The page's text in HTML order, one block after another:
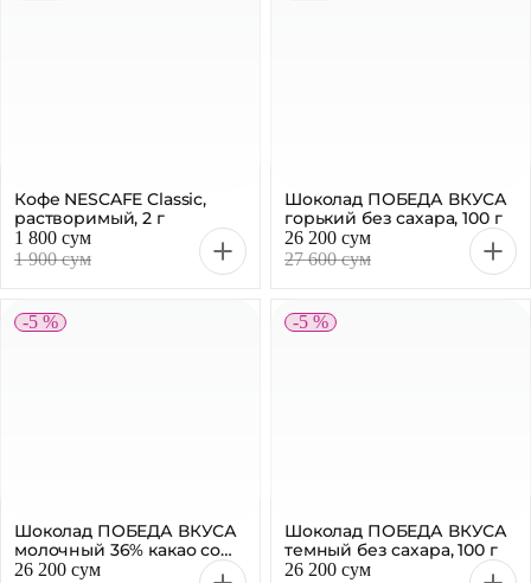
Шоколад ПОБЕДА ВКУСА
молочный 36% какао со
стевией, 100 г
26 200 сум
Шоколад ПОБЕДА ВКУСА
темный без сахара, 100 г
26 200 сум
COFFEE-MATE Сухие
сливки, 170 г
Леденец CHUPA CHUPS
XXL Trio 29г